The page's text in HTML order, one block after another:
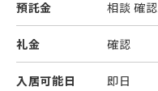
預託金 相談 確認
礼金 確認
入居可能日 即日